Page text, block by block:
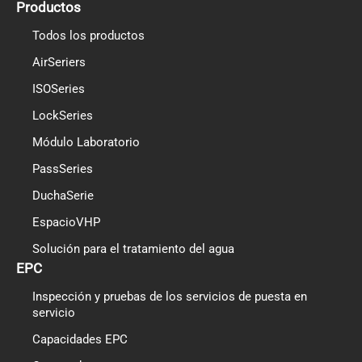
Productos
Todos los productos
AirSeriers
ISOSeries
LockSeries
Módulo Laboratorio
PassSeries
DuchaSerie
EspacioVHP
Solución para el tratamiento del agua
EPC
Inspección y pruebas de los servicios de puesta en
servicio
Capacidades EPC